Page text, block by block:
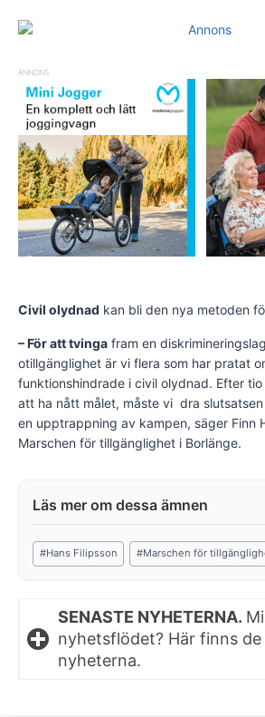
ANNONS
Civil olydnad kan bli den nya metoden
– För att tvinga fram en
otillgänglighet är vi flera som har pratat
funktionshindrade i civil olydnad. Efter
att ha nått målet, måste vi dra
en upptrappning av kampen, säger Finn
Marschen för tillgänglighet i Borlänge.
Post
Tags:
#Hans Filipsson #Marschen för
SENASTE NYHETERNA.
nyhetsflödet? Här finns de
nyheterna.